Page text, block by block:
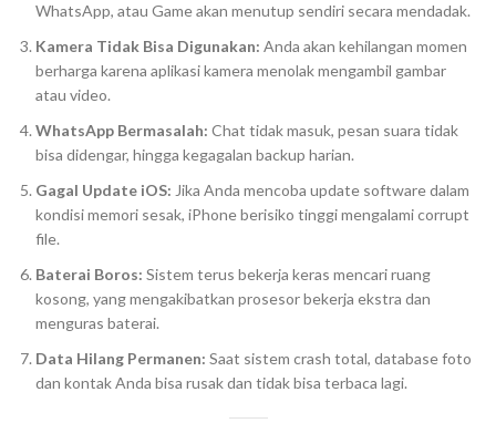
WhatsApp, atau Game akan menutup sendiri secara mendadak.
Kamera Tidak Bisa Digunakan: Anda akan kehilangan momen
berharga karena aplikasi kamera menolak mengambil gambar
atau video.
WhatsApp Bermasalah: Chat tidak masuk, pesan suara tidak
bisa didengar, hingga kegagalan backup harian.
Gagal Update iOS: Jika Anda mencoba update software dalam
kondisi memori sesak, iPhone berisiko tinggi mengalamicorrupt
file.
Baterai Boros: Sistem terus bekerja keras mencari ruang
kosong, yang mengakibatkan prosesor bekerja ekstra dan
menguras baterai.
Data Hilang Permanen: Saat sistem crash total, database foto
dan kontak Anda bisa rusak dan tidak bisa terbaca lagi.